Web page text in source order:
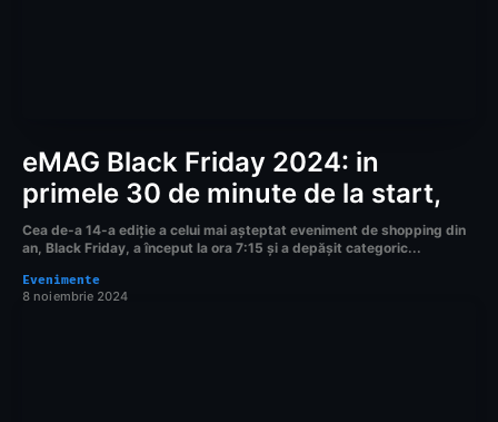
eMAG Black Friday 2024: in
primele 30 de minute de la start,
Cea de-a 14-a ediție a celui mai așteptat eveniment de shopping din
an, Black Friday, a început la ora 7:15 și a depășit categoric...
Evenimente
8 noiembrie 2024